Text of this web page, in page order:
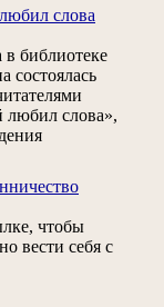
слова
в библиотеке
состоялась
любил слова»,
чтобы
вести себя с